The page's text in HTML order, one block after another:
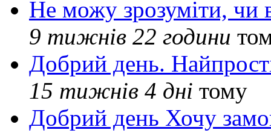
Не можу зрозуміти, чи
9 тижнів 22 години
Добрий день.
15 тижнів 4 дні тому
Добрий день Хочу